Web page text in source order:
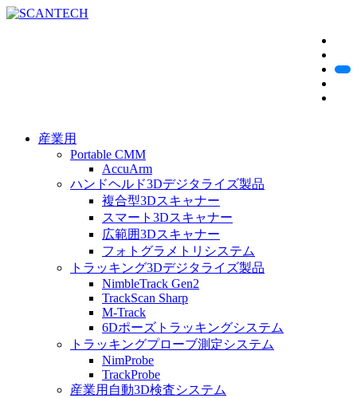
産業用
Portable CMM
AccuArm
ハンドヘルド3Dデジタライズ製品
複合型3Dスキャナー
スマート3Dスキャナー
広範囲3Dスキャナー
フォトグラメトリシステム
トラッキング3Dデジタライズ製品
NimbleTrack Gen2
TrackScan Sharp
M-Track
6Dポーズトラッキングシステム
トラッキングプローブ測定システム
NimProbe
TrackProbe
産業用自動3D検査システム